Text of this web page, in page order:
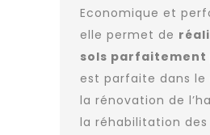
Economique et
elle permet de
sols parfaitement
est parfaite dans le
la rénovation de
la réhabilitation des